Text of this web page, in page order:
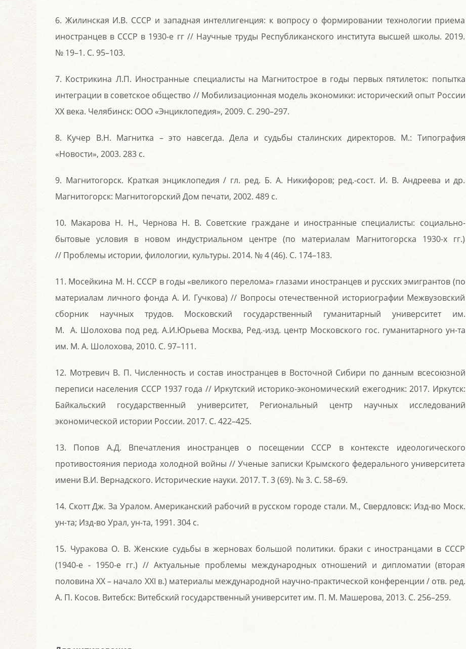
6. Жилинская И.В. СССР и западная интеллигенция: к вопросу о формировании технологии приема
иностранцев в СССР в 1930-е гг // Научные труды Республиканского института высшей школы. 2019.
№ 19–1. С. 95–103.
7. Кострикина Л.П. Иностранные специалисты на Магнитострое в годы первых пятилеток: попытка
интеграции в советское общество // Мобилизационная модель экономики: исторический опыт России
ХХ века. Челябинск: ООО «Энциклопедия», 2009. С. 290–297.
8. Кучер В.Н. Магнитка – это навсегда. Дела и судьбы сталинских директоров. М.: Типография
«Новости», 2003. 283 с.
9. Магнитогорск. Краткая энциклопедия / гл. ред. Б. А. Никифоров; ред.-сост. И. В. Андреева и др.
Магнитогорск: Магнитогорский Дом печати, 2002. 489 с.
10. Макарова Н. Н., Чернова Н. В. Советские граждане и иностранные специалисты: социально-
бытовые условия в новом индустриальном центре (по материалам Магнитогорска 1930-х гг.)
// Проблемы истории, филологии, культуры. 2014. № 4 (46). С. 174–183.
11. Мосейкина М. Н. СССР в годы «великого перелома» глазами иностранцев и русских эмигрантов (по
материалам личного фонда А. И. Гучкова) // Вопросы отечественной историографии Межвузовский
сборник научных трудов. Московский государственный гуманитарный университет им.
М. А. Шолохова под ред. А.И.Юрьева Москва, Ред.-изд. центр Московского гос. гуманитарного ун-та
им. М. А. Шолохова, 2010. С. 97–111.
12. Мотревич В. П. Численность и состав иностранцев в Восточной Сибири по данным всесоюзной
переписи населения СССР 1937 года // Иркутский историко-экономический ежегодник: 2017. Иркутск:
Байкальский государственный университет, Региональный центр научных исследований
экономической истории России. 2017. С. 422–425.
13. Попов А.Д. Впечатления иностранцев о посещении СССР в контексте идеологического
противостояния периода холодной войны // Ученые записки Крымского федерального университета
имени В.И. Вернадского. Исторические науки. 2017. Т. 3 (69). № 3. С. 58–69.
14. Скотт Дж. За Уралом. Американский рабочий в русском городе стали. М., Свердловск: Изд-во Моск.
ун-та; Изд-во Урал, ун-та, 1991. 304 с.
15. Чуракова О. В. Женские судьбы в жерновах большой политики. браки с иностранцами в СССР
(1940-е - 1950-е гг.) // Актуальные проблемы международных отношений и дипломатии (вторая
половина ХХ – начало ХХІ в.) материалы международной научно-практической конференции / отв. ред.
А. П. Косов. Витебск: Витебский государственный университет им. П. М. Машерова, 2013. С. 256–259.